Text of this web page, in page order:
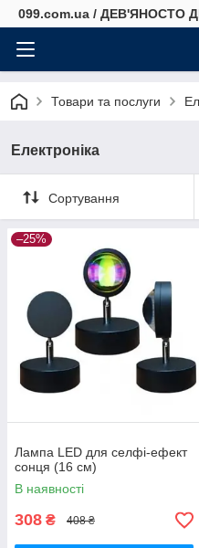
099.com.ua / ДЕВ'ЯНОСТО
Товари та послуги
Електроніка
Сортування
–25%
Лампа LED для селфі-ефект
сонця (16 см)
В наявності
308 ₴ 408 ₴